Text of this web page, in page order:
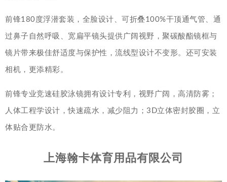
前锋180度浮潜套装，全脸设计、可折叠100%干顶通气管、通
过鼻子自然呼吸、宽扁平镜头提供广阔视野，聚碳酸酯镜框与
镜片带来极佳舒适度与保护性，流线型设计不变形。还可安装
相机，更添精彩。
前锋专业竞速硅胶泳镜拥有设计专利，视野广阔，高清防雾；
人体工程学设计，快速疏水，减少阻力；3D立体密封胶圈，立
体贴合更防水。
上海翰卡体育用品有限公司